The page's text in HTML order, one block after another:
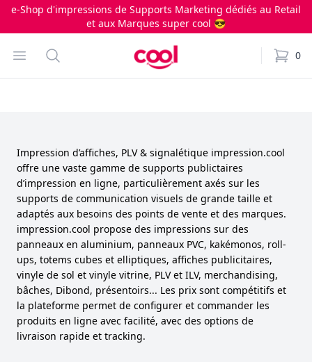
e-Shop d'impressions de Supports Marketing dédiés au Retail
et aux Marques super cool 😎
Open menu
Search
Impression.cool
0
items
Impression d’affiches, PLV & signalétique impression.cool
offre une vaste gamme de supports publictaires
d’impression en ligne, particulièrement axés sur les
supports de communication visuels de grande taille et
adaptés aux besoins des points de vente et des marques.
impression.cool propose des impressions sur des
panneaux en aluminium, panneaux PVC, kakémonos, roll-
ups, totems cubes et elliptiques, affiches publicitaires,
vinyle de sol et vinyle vitrine, PLV et ILV, merchandising,
bâches, Dibond, présentoirs... Les prix sont compétitifs et
la plateforme permet de configurer et commander les
produits en ligne avec facilité, avec des options de
livraison rapide et tracking.